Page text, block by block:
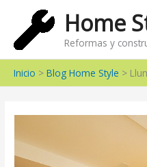
contenido
Home
Reformas y
Inicio Blog Home Style